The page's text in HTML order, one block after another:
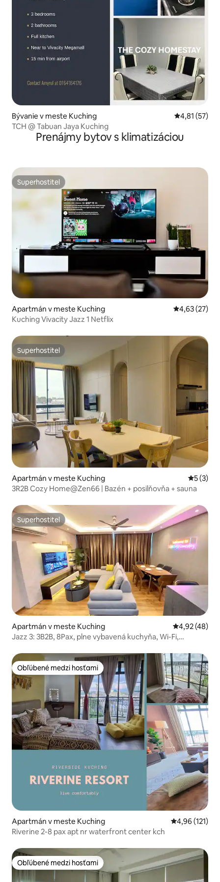
Bývanie v meste Kuching Priemerné
4,81 (57)
TCH @ Tabuan Jaya Kuching
Prenájmy bytov s klimatizáciou
Superhostiteľ
Superhostiteľ
Apartmán v meste Kuching Priemerné
4,63 (27)
Kuching Vivacity Jazz 1 Netflix
Superhostiteľ
Superhostiteľ
Apartmán v meste Kuching
5 (3)
3R2B Cozy Home@Zen66 | Bazén + posilňovňa + sauna
Superhostiteľ
Superhostiteľ
Apartmán v meste Kuching Priemerné
4,92 (48)
Jazz 3: 3B2B, 8Pax, plne vybavená kuchyňa, Wi-Fi,
Obľúbené medzi hosťami
Obľúbené medzi hosťami
Apartmán v meste Kuching Priemerné
4,96 (121)
Riverine 2-8 pax apt nr waterfront center kch
Obľúbené medzi hosťami
Obľúbené medzi hosťami